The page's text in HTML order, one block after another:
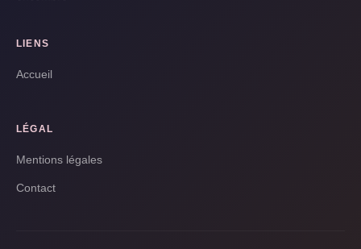
LIENS
Accueil
LÉGAL
Mentions légales
Contact